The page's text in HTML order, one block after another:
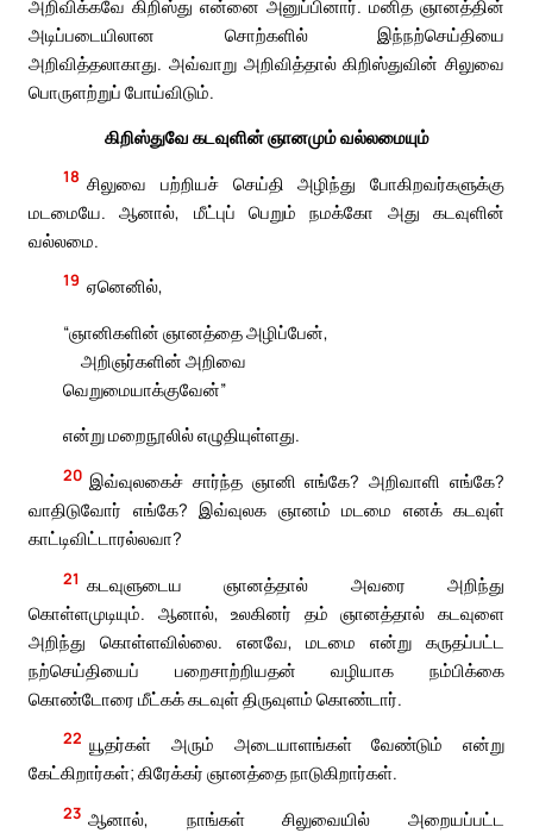
அறிவிக்கவே கிறிஸ்து என்னை அனுப்பினார். மனித ஞானத்தின்
அடிப்படையிலான சொற்களில் இந்நற்செய்தியை
அறிவித்தலாகாது. அவ்வாறு அறிவித்தால் கிறிஸ்துவின் சிலுவை
பொருளற்றுப் போய்விடும்.
கிறிஸ்துவே கடவுளின் ஞானமும் வல்லமையும்
18 சிலுவை பற்றியச் செய்தி அழிந்து போகிறவர்களுக்கு
மடமையே. ஆனால், மீட்புப் பெறும் நமக்கோ அது கடவுளின்
வல்லமை.
19 ஏனெனில்,
“ஞானிகளின் ஞானத்தை அழிப்பேன்,
அறிஞர்களின் அறிவை
வெறுமையாக்குவேன்”
என்று மறைநூலில் எழுதியுள்ளது.
20 இவ்வுலகைச் சார்ந்த ஞானி எங்கே? அறிவாளி எங்கே?
வாதிடுவோர் எங்கே? இவ்வுலக ஞானம் மடமை எனக் கடவுள்
காட்டிவிட்டாரல்லவா?
21 கடவுளுடைய ஞானத்தால் அவரை அறிந்து
கொள்ளமுடியும். ஆனால், உலகினர் தம் ஞானத்தால் கடவுளை
அறிந்து கொள்ளவில்லை. எனவே, மடமை என்று கருதப்பட்ட
நற்செய்தியைப் பறைசாற்றியதன் வழியாக நம்பிக்கை
கொண்டோரை மீட்கக் கடவுள் திருவுளம் கொண்டார்.
22 யூதர்கள் அரும் அடையாளங்கள் வேண்டும் என்று
கேட்கிறார்கள்; கிரேக்கர் ஞானத்தை நாடுகிறார்கள்.
23 ஆனால், நாங்கள் சிலுவையில் அறையப்பட்ட